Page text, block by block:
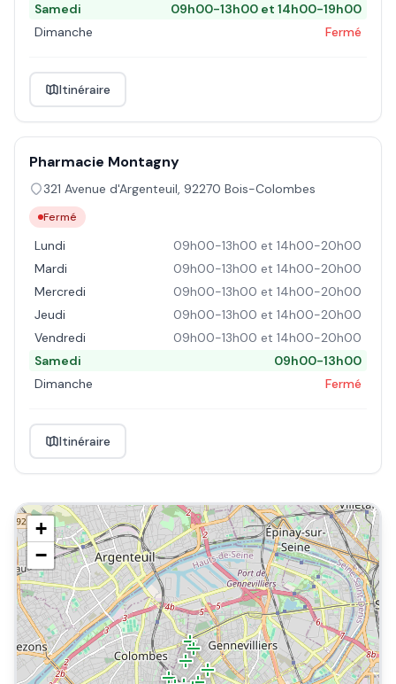
Samedi
09h00-13h00 et 14h00-19h00
Dimanche
Fermé
Itinéraire
Pharmacie Montagny
321 Avenue d'Argenteuil, 92270 Bois-Colombes
Fermé
Lundi
09h00-13h00 et 14h00-20h00
Mardi
09h00-13h00 et 14h00-20h00
Mercredi
09h00-13h00 et 14h00-20h00
Jeudi
09h00-13h00 et 14h00-20h00
Vendredi
09h00-13h00 et 14h00-20h00
Samedi
09h00-13h00
Dimanche
Fermé
Itinéraire
+
−